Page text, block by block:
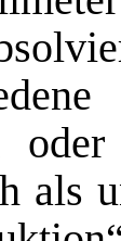
als